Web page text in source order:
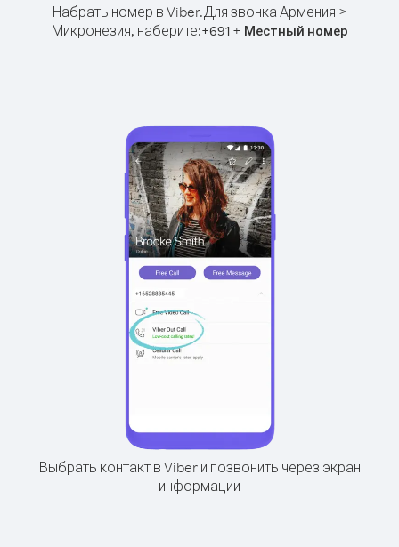
Набрать номер в Viber.Для звонка Армения >
Микронезия, наберите:+691+ Местный номер
Выбрать контакт в Viber и позвонить через экран
информации